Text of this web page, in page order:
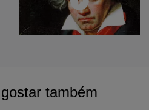
também